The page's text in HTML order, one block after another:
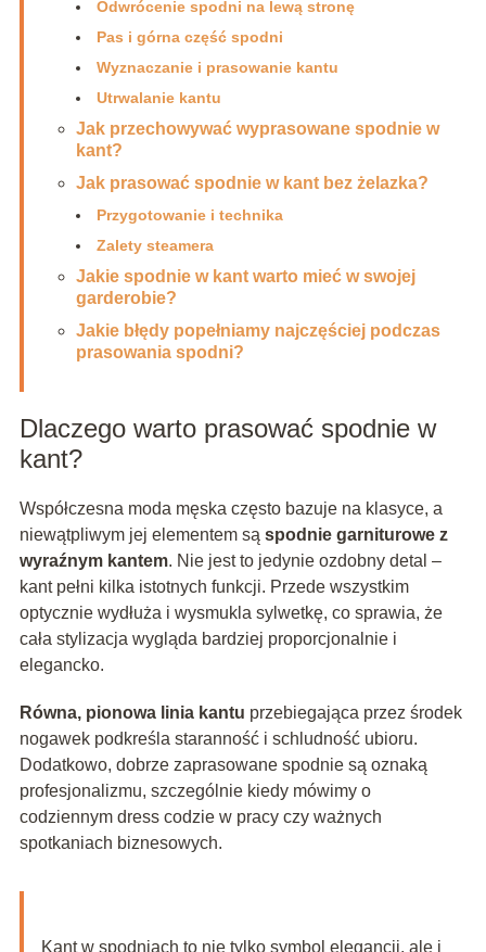
Odwrócenie spodni na lewą stronę
Pas i górna część spodni
Wyznaczanie i prasowanie kantu
Utrwalanie kantu
Jak przechowywać wyprasowane spodnie w
kant?
Jak prasować spodnie w kant bez żelazka?
Przygotowanie i technika
Zalety steamera
Jakie spodnie w kant warto mieć w swojej
garderobie?
Jakie błędy popełniamy najczęściej podczas
prasowania spodni?
Dlaczego warto prasować spodnie w
kant?
Współczesna moda męska często bazuje na klasyce, a
niewątpliwym jej elementem są spodnie garniturowe z
wyraźnym kantem. Nie jest to jedynie ozdobny detal –
kant pełni kilka istotnych funkcji. Przede wszystkim
optycznie wydłuża i wysmukla sylwetkę, co sprawia, że
cała stylizacja wygląda bardziej proporcjonalnie i
elegancko.
Równa, pionowa linia kantu przebiegająca przez środek
nogawek podkreśla staranność i schludność ubioru.
Dodatkowo, dobrze zaprasowane spodnie są oznaką
profesjonalizmu, szczególnie kiedy mówimy o
codziennym dress codzie w pracy czy ważnych
spotkaniach biznesowych.
Kant w spodniach to nie tylko symbol elegancji, ale i